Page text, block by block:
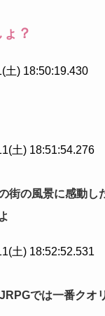
？
土) 18:50:19.430
土) 18:51:54.276
街の風景に感動し
土) 18:52:52.531
では一番クオ